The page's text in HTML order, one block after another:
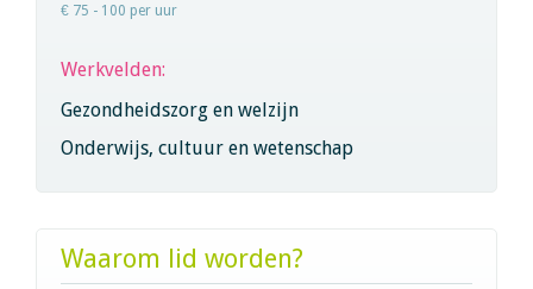
€ 75 - 100 per uur
Werkvelden:
Gezondheidszorg en welzijn
Onderwijs, cultuur en wetenschap
Waarom lid worden?